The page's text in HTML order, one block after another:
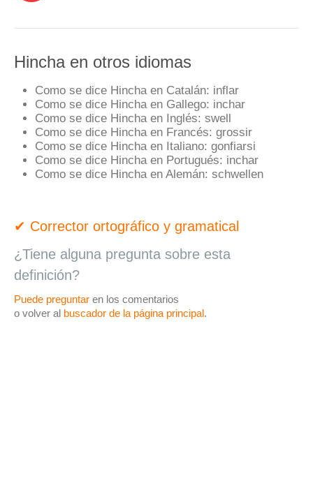
Hincha en otros idiomas
Como se dice Hincha en Catalán: inflar
Como se dice Hincha en Gallego: inchar
Como se dice Hincha en Inglés: swell
Como se dice Hincha en Francés: grossir
Como se dice Hincha en Italiano: gonfiarsi
Como se dice Hincha en Portugués: inchar
Como se dice Hincha en Alemán: schwellen
✔ Corrector ortográfico y gramatical
¿Tiene alguna pregunta sobre esta
definición?
Puede preguntar en los comentarios
o volver al buscador de la página principal.